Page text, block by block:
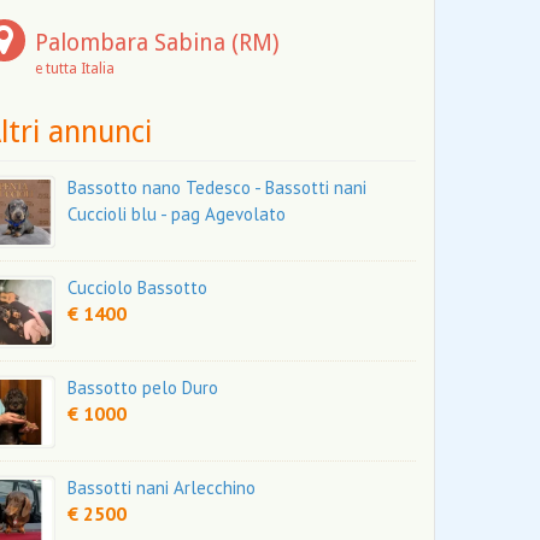
Palombara Sabina (RM)
e tutta Italia
annunci
Bassotto nano Tedesco - Bassotti nani
Cuccioli blu - pag Agevolato
Cucciolo Bassotto
€ 1400
Bassotto pelo Duro
€ 1000
Bassotti nani Arlecchino
€ 2500